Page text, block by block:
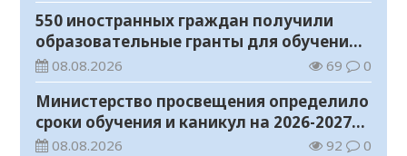
550 иностранных граждан получили
образовательные гранты для обучения в
Казахстане
08.08.2026 69 0
Министерство просвещения определило
сроки обучения и каникул на 2026-2027
учебный год
08.08.2026 92 0